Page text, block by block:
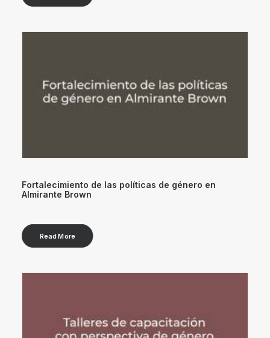
Fortalecimiento de las políticas de género en
Almirante Brown
Read More